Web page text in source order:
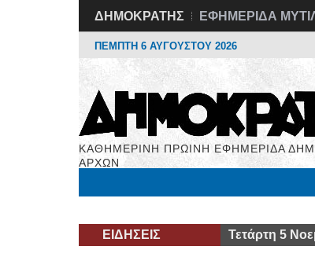
ΔΗΜΟΚΡΑΤΗΣ ΕΦΗΜΕΡΙΔΑ
ΠΕΜΠΤΗ 6 ΑΥΓΟΥΣΤΟΥ 2026
ΚΑΘΗΜΕΡΙΝΗ ΠΡΩΙΝΗ ΕΦΗΜΕΡΙΔΑ
ΑΡΧΩΝ
ΕΙΔΗΣΕΙΣ Τετάρτη 5